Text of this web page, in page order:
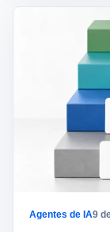
Agentes de IA9